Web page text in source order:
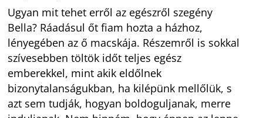
Ugyan mit tehet erről az egészről szegény
Bella? Ráadásul őt fiam hozta a házhoz,
lényegében az ő macskája. Részemről is sokkal
szívesebben töltök időt teljes egész
emberekkel, mint akik eldőlnek
bizonytalanságukban, ha kilépünk mellőlük, s
azt sem tudják, hogyan boldoguljanak, merre